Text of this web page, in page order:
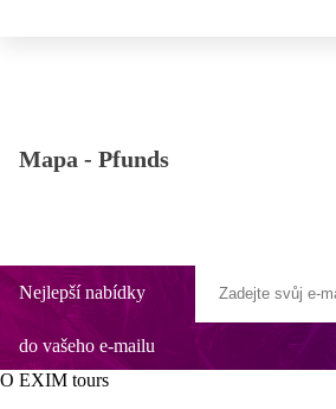
Mapa - Pfunds
Nejlepší nabídky
do vašeho e-mailu
O EXIM tours